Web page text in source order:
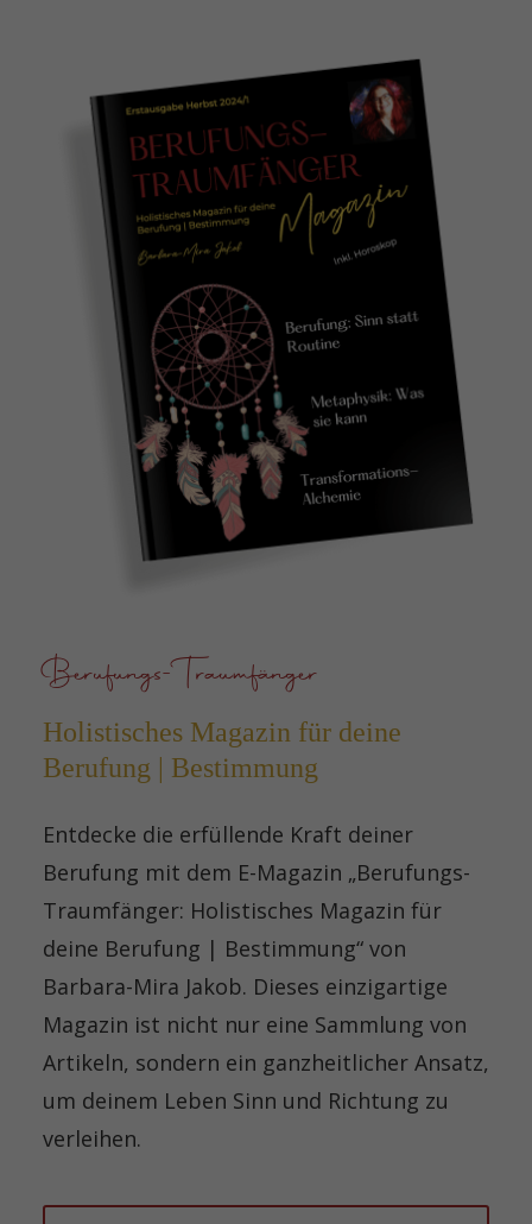
Berufungs-Traumfänger
Holistisches Magazin für deine
Berufung | Bestimmung
Entdecke die erfüllende Kraft deiner
Berufung mit dem E-Magazin „Berufungs-
Traumfänger: Holistisches Magazin für
deine Berufung | Bestimmung“ von
Barbara-Mira Jakob. Dieses einzigartige
Magazin ist nicht nur eine Sammlung von
Artikeln, sondern ein ganzheitlicher Ansatz,
um deinem Leben Sinn und Richtung zu
verleihen.